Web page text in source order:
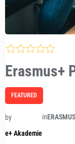
Erasmus+
FEATURED
by
e+ Akademie
in